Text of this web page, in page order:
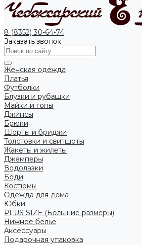
8 (8352) 30-64-74
Заказать звонок
Женская одежда
Платья
Футболки
Блузки и рубашки
Майки и топы
Джинсы
Брюки
Шорты и бриджи
Толстовки и свитшоты
Жакеты и жилеты
Джемперы
Водолазки
Боди
Костюмы
Одежда для дома
Юбки
PLUS SIZE (Большие размеры)
Нижнее белье
Аксессуары
Подарочная упаковка